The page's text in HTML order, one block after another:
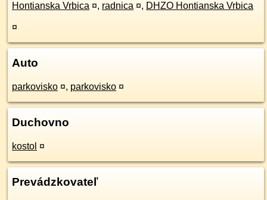
Hontianska Vrbica ¤, radnica ¤, DHZO Hontianska Vrbica
¤
Auto
parkovisko ¤, parkovisko ¤
Duchovno
kostol ¤
Prevádzkovateľ